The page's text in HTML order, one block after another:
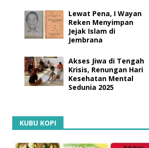
Lewat Pena, I Wayan
Reken Menyimpan
Jejak Islam di
Jembrana
Akses Jiwa di Tengah
Krisis, Renungan Hari
Kesehatan Mental
Sedunia 2025
KUBU KOPI